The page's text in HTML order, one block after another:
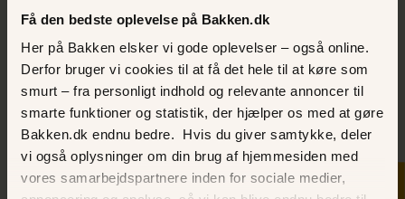
Få den bedste oplevelse på Bakken.dk
Her på Bakken elsker vi gode oplevelser – også online.
Derfor bruger vi cookies til at få det hele til at køre som
smurt – fra personligt indhold og relevante annoncer til
smarte funktioner og statistik, der hjælper os med at gøre
Bakken.dk endnu bedre. Hvis du giver samtykke, deler
vi også oplysninger om din brug af hjemmesiden med
vores samarbejdspartnere inden for sociale medier,
at besvare dem hurtigst muligt.
Vælg den kategori, der passer bedst til
din henvendelse
Har din henvendelse noget med Bakkens
forretninger (spil, forlystelser eller restauranter) at
gøre, skal du vælge denne kategori. Bemærk, at
forretningerne på Bakken er privatejede, og din